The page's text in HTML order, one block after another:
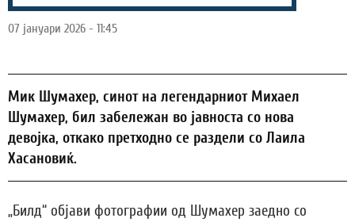
07 јануари 2026 - 11:45
Мик Шумахер, синот на легендарниот Михаел
Шумахер, бил забележан во јавноста со нова
девојка, откако претходно се раздели со Лаила
Хасановиќ.
„Билд“ објави фотографии од Шумахер заедно со